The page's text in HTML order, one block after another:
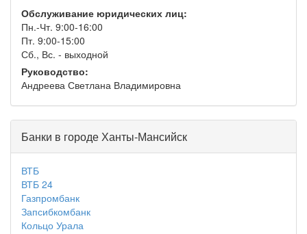
Обслуживание юридических лиц:
Пн.-Чт. 9:00-16:00
Пт. 9:00-15:00
Сб., Вс. - выходной
Руководство:
Андреева Светлана Владимировна
Банки в городе Ханты-Мансийск
ВТБ
ВТБ 24
Газпромбанк
Запсибкомбанк
Кольцо Урала